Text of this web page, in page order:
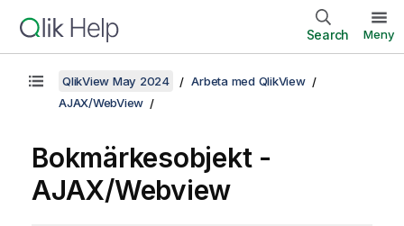
Search Meny
QlikView May 2024
Arbeta med QlikView
AJAX/WebView
Bokmärkesobjekt -
AJAX/Webview